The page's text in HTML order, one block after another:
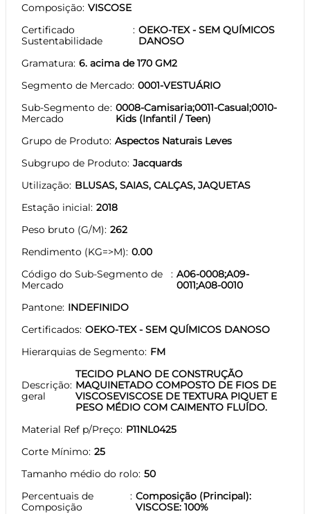
Composição VISCOSE
Certificado
Sustentabilidade
OEKO-TEX - SEM QUÍMICOS
DANOSO
Gramatura 6. acima de 170 GM2
Segmento de Mercado 0001-VESTUÁRIO
Sub-Segmento de
Mercado
0008-Camisaria;0011-Casual;0010-
Kids (Infantil / Teen)
Grupo de Produto Aspectos Naturais Leves
Subgrupo de Produto Jacquards
Utilização BLUSAS, SAIAS, CALÇAS, JAQUETAS
Estação inicial 2018
Peso bruto (G/M) 262
Rendimento (KG=>M) 0.00
Código do Sub-Segmento de
Mercado
A06-0008;A09-
0011;A08-0010
Pantone INDEFINIDO
Certificados OEKO-TEX - SEM QUÍMICOS DANOSO
Hierarquias de Segmento FM
Descrição
geral
TECIDO PLANO DE CONSTRUÇÃO
MAQUINETADO COMPOSTO DE FIOS DE
VISCOSEVISCOSE DE TEXTURA PIQUET E
PESO MÉDIO COM CAIMENTO FLUÍDO.
Material Ref p/Preço P11NL0425
Corte Mínimo 25
Tamanho médio do rolo 50
Percentuais de
Composição
Composição (Principal):
VISCOSE: 100%